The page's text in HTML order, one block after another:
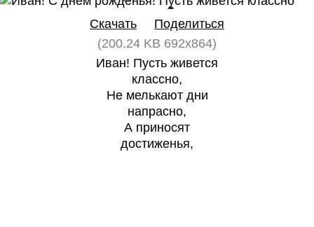
Скачать
Поделиться
(200.24 KB 692x864)
Иван! Пусть живется
классно,
Не мелькают дни
напрасно,
А приносят
достиженья,